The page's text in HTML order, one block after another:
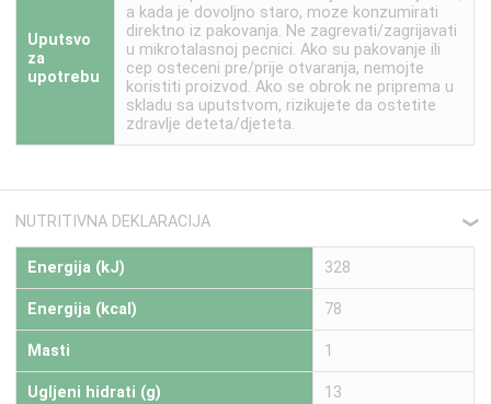
Uputsvo
za
upotrebu
a kada je dovoljno staro, moze konzumirati
direktno iz pakovanja. Ne zagrevati/zagrijavati
u mikrotalasnoj pecnici. Ako su pakovanje ili
cep osteceni pre/prije otvaranja, nemojte
koristiti proizvod. Ako se obrok ne priprema u
skladu sa uputstvom, rizikujete da ostetite
zdravlje deteta/djeteta.
NUTRITIVNA DEKLARACIJA ❮
Energija (kJ) 328
Energija (kcal) 78
Masti 1
Ugljeni hidrati (g) 13